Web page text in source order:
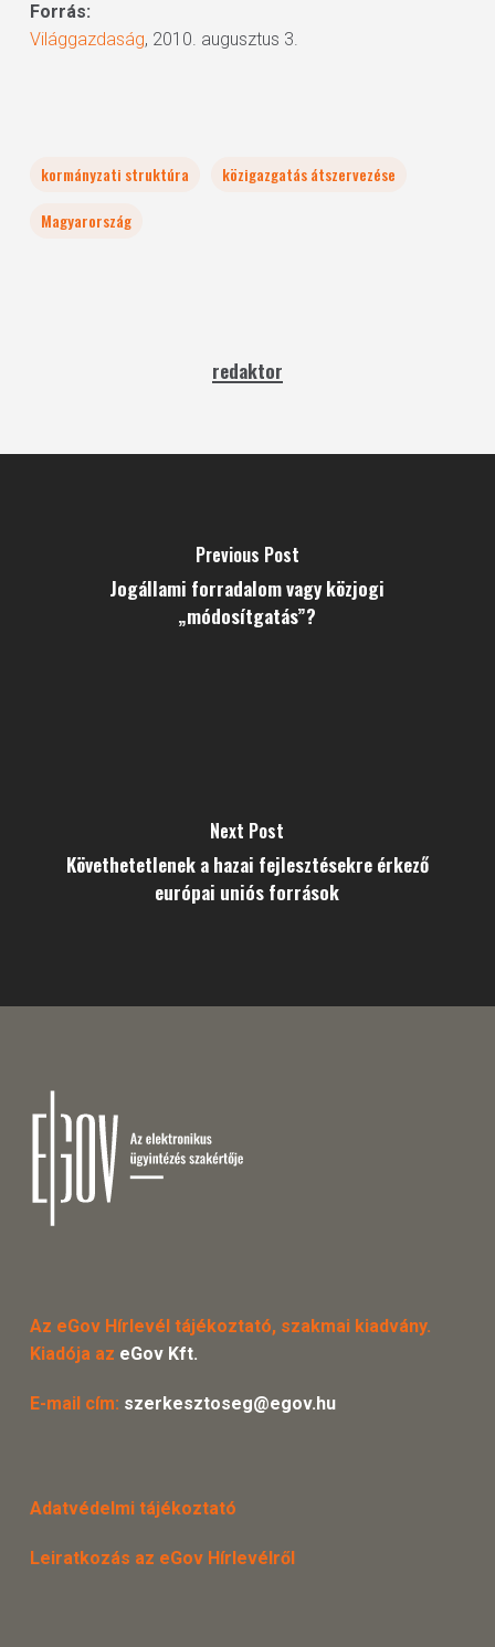
Forrás:
Világgazdaság, 2010. augusztus 3.
kormányzati struktúra
közigazgatás átszervezése
Magyarország
redaktor
Previous Post
Jogállami forradalom vagy közjogi
„módosítgatás”?
Next Post
Követhetetlenek a hazai fejlesztésekre érkező
európai uniós források
Az eGov Hírlevél tájékoztató, szakmai kiadvány.
Kiadója az eGov Kft.
E-mail cím: szerkesztoseg@egov.hu
Adatvédelmi tájékoztató
Leiratkozás az eGov Hírlevélről